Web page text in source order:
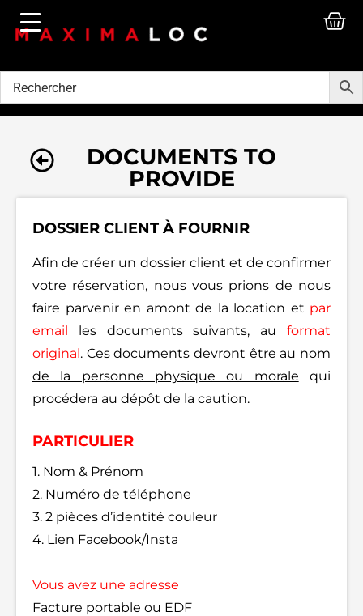
DOCUMENTS TO
PROVIDE
DOSSIER CLIENT À FOURNIR
Afin de créer un dossier client et de confirmer
votre réservation, nous vous prions de nous
faire parvenir en amont de la location et par
email les documents suivants, au format
original. Ces documents devront être au nom
de la personne physique ou morale qui
procédera au dépôt de la caution.
PARTICULIER
1. Nom & Prénom
2. Numéro de téléphone
3. 2 pièces d’identité couleur
4. Lien Facebook/Insta
Vous avez une adresse
Facture portable ou EDF